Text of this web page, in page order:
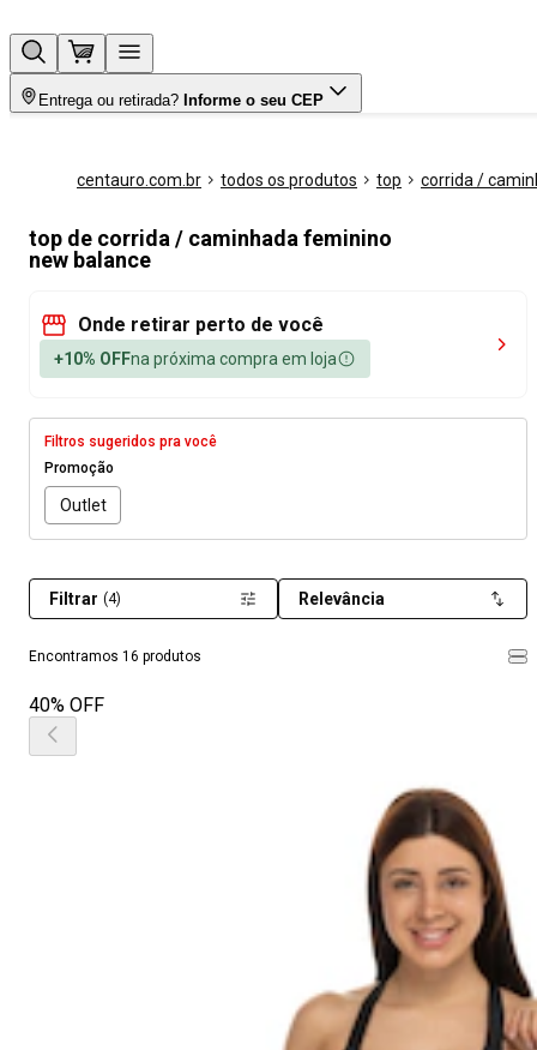
Entrega ou retirada? Informe o seu CEP
centauro.com.br todos os produtos top corrida /
top de corrida / caminhada feminino
new balance
Onde retirar perto de você
+10% OFFna próxima compra em loja
Filtros sugeridos pra você
Promoção
Outlet
Encontramos 16 produtos
Filtrar (4) Relevância
40% OFF